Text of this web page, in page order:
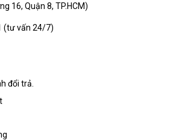
16, Quận 8, TP.HCM)
(tư vấn 24/7)
đổi trả.